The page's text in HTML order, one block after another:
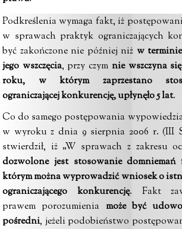
Podkreślenia wymaga fakt, iż
w sprawach praktyk ograniczających
być zakończone nie później niż w
jego wszczęcia, przy czym nie wszczyna
roku, w którym zaprzestano
ograniczającej konkurencję,upłynęło 5 lat.
Co do samego postępowania
w wyroku z dnia 9 sierpnia 2006 r. (III
stwierdził, iż „W sprawach z zakresu
dozwolone jest stosowanie domniemań
którym można wyprowadzić wniosek o
ograniczającego konkurencję. Fakt
prawem porozumienia może być
pośredni, jeżeli podobieństwo